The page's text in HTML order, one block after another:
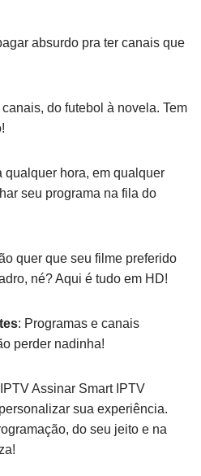
absurdo pra ter canais que
do futebol à novela. Tem
qualquer hora, em qualquer
seu programa na fila do
quer que seu filme preferido
né? Aqui é tudo em HD!
: Programas e canais
perder nadinha!
Assinar Smart IPTV
sua experiência.
do seu jeito e na